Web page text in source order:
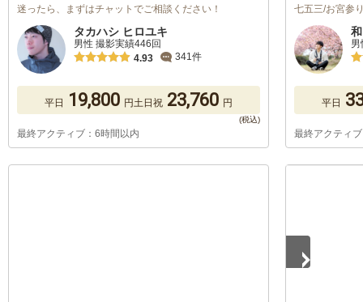
迷ったら、まずはチャットでご相談ください！
タカハシ ヒロユキ
男性 撮影実績446回
4.93
341件
平日 19,800 円土日祝 23,760 円
最終アクティブ：6時間以内
七五三/お宮参
平日
最終アクティ